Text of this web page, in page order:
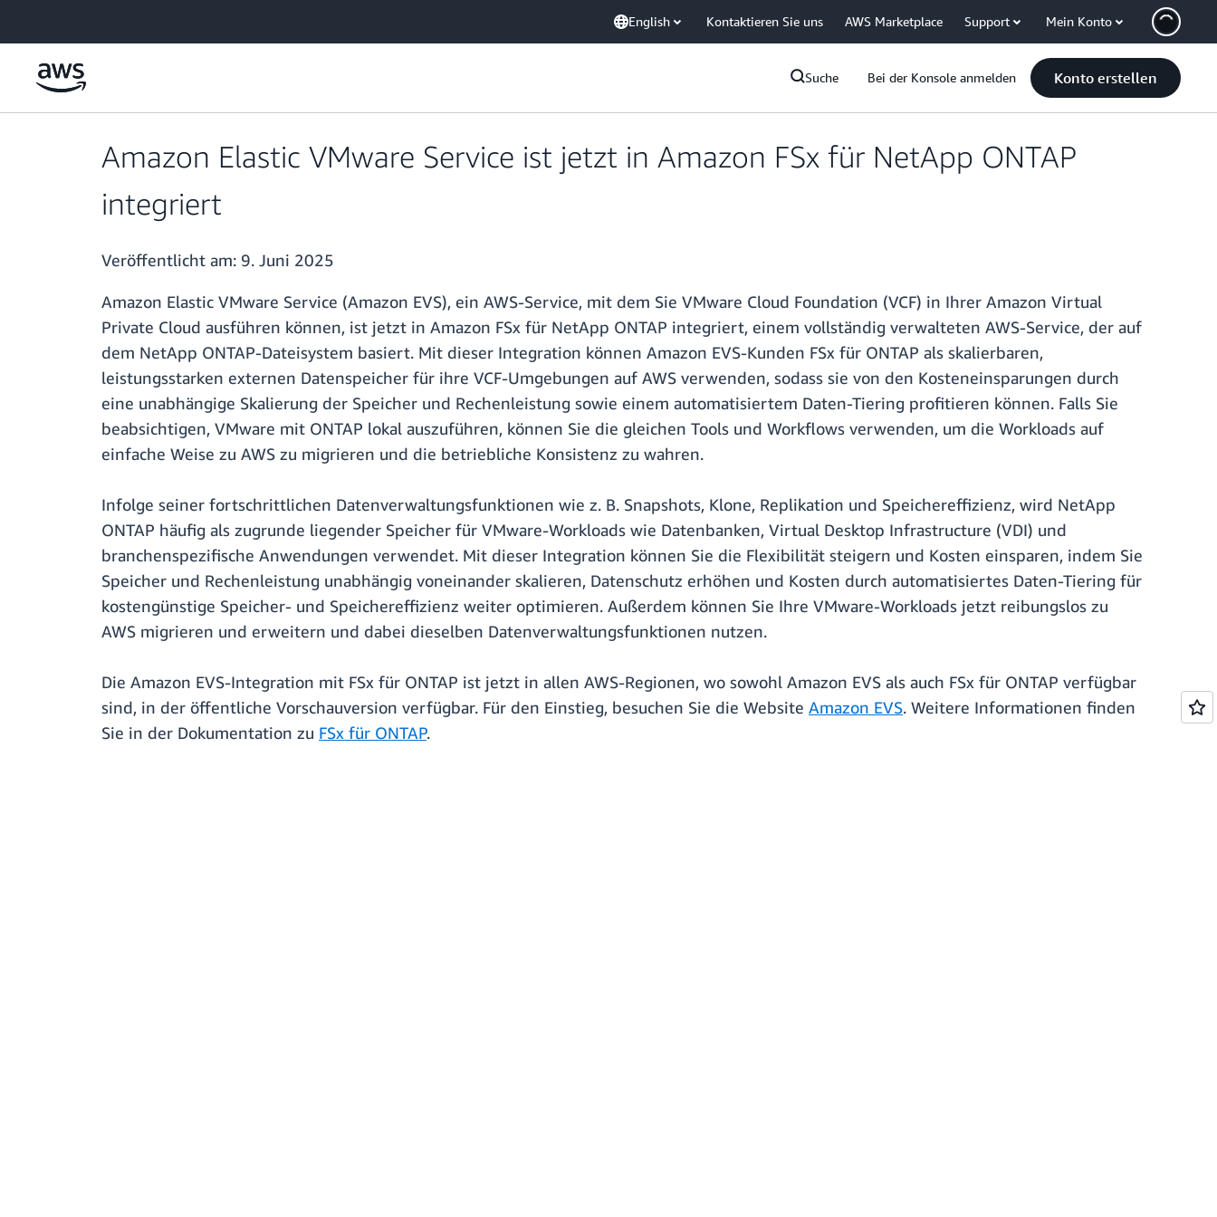
English Kontaktieren Sie uns AWS Marketplace Support Mein Konto
Suche Bei der Konsole anmelden Konto erstellen
Amazon Elastic VMware Service ist jetzt in Amazon FSx für NetApp ONTAP
integriert
Veröffentlicht am: 9. Juni 2025
Amazon Elastic VMware Service (Amazon EVS), ein AWS-Service, mit dem Sie VMware Cloud Foundation (VCF) in Ihrer Amazon Virtual
Private Cloud ausführen können, ist jetzt in Amazon FSx für NetApp ONTAP integriert, einem vollständig verwalteten AWS-Service, der auf
dem NetApp ONTAP-Dateisystem basiert. Mit dieser Integration können Amazon EVS-Kunden FSx für ONTAP als skalierbaren,
leistungsstarken externen Datenspeicher für ihre VCF-Umgebungen auf AWS verwenden, sodass sie von den Kosteneinsparungen durch
eine unabhängige Skalierung der Speicher und Rechenleistung sowie einem automatisiertem Daten-Tiering profitieren können. Falls Sie
beabsichtigen, VMware mit ONTAP lokal auszuführen, können Sie die gleichen Tools und Workflows verwenden, um die Workloads auf
einfache Weise zu AWS zu migrieren und die betriebliche Konsistenz zu wahren.
Infolge seiner fortschrittlichen Datenverwaltungsfunktionen wie z. B. Snapshots, Klone, Replikation und Speichereffizienz, wird NetApp
ONTAP häufig als zugrunde liegender Speicher für VMware-Workloads wie Datenbanken, Virtual Desktop Infrastructure (VDI) und
branchenspezifische Anwendungen verwendet. Mit dieser Integration können Sie die Flexibilität steigern und Kosten einsparen, indem Sie
Speicher und Rechenleistung unabhängig voneinander skalieren, Datenschutz erhöhen und Kosten durch automatisiertes Daten-Tiering für
kostengünstige Speicher- und Speichereffizienz weiter optimieren. Außerdem können Sie Ihre VMware-Workloads jetzt reibungslos zu
AWS migrieren und erweitern und dabei dieselben Datenverwaltungsfunktionen nutzen.
Die Amazon EVS-Integration mit FSx für ONTAP ist jetzt in allen AWS-Regionen, wo sowohl Amazon EVS als auch FSx für ONTAP verfügbar
sind, in der öffentliche Vorschauversion verfügbar. Für den Einstieg, besuchen Sie die Website Amazon EVS. Weitere Informationen finden
Sie in der Dokumentation zu FSx für ONTAP.